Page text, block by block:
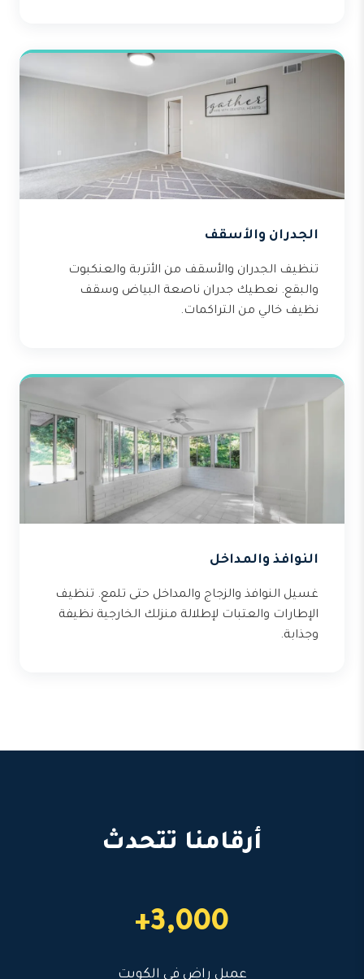
الجدران والأسقف
تنظيف الجدران والأسقف من الأتربة والعنكبوت
والبقع. نعطيك جدران ناصعة البياض وسقف
نظيف خالي من التراكمات.
النوافذ والمداخل
غسيل النوافذ والزجاج والمداخل حتى تلمع. تنظيف
الإطارات والعتبات لإطلالة منزلك الخارجية نظيفة
وجذابة.
أرقامنا تتحدث
3,000+
عميل راضٍ في الكويت